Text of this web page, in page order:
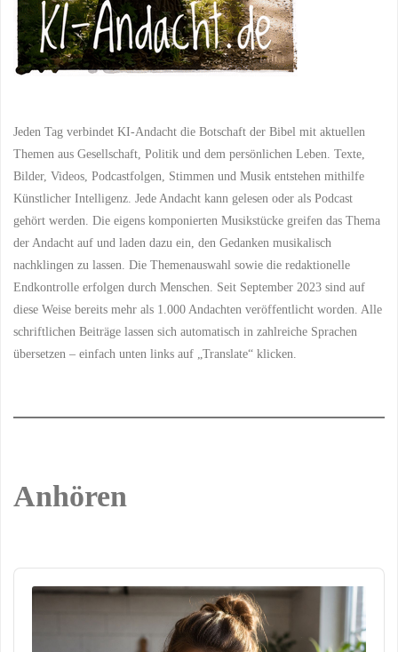
Jeden Tag verbindet KI-Andacht die Botschaft der Bibel mit aktuellen
Themen aus Gesellschaft, Politik und dem persönlichen Leben. Texte,
Bilder, Videos, Podcastfolgen, Stimmen und Musik entstehen mithilfe
Künstlicher Intelligenz. Jede Andacht kann gelesen oder als Podcast
gehört werden. Die eigens komponierten Musikstücke greifen das Thema
der Andacht auf und laden dazu ein, den Gedanken musikalisch
nachklingen zu lassen. Die Themenauswahl sowie die redaktionelle
Endkontrolle erfolgen durch Menschen. Seit September 2023 sind auf
diese Weise bereits mehr als 1.000 Andachten veröffentlicht worden. Alle
schriftlichen Beiträge lassen sich automatisch in zahlreiche Sprachen
übersetzen – einfach unten links auf „Translate“ klicken.
Anhören
Audio
Player